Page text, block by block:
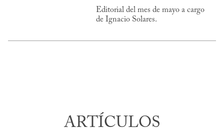
Editorial del mes de mayo a cargo
de Ignacio Solares.
ARTÍCULOS